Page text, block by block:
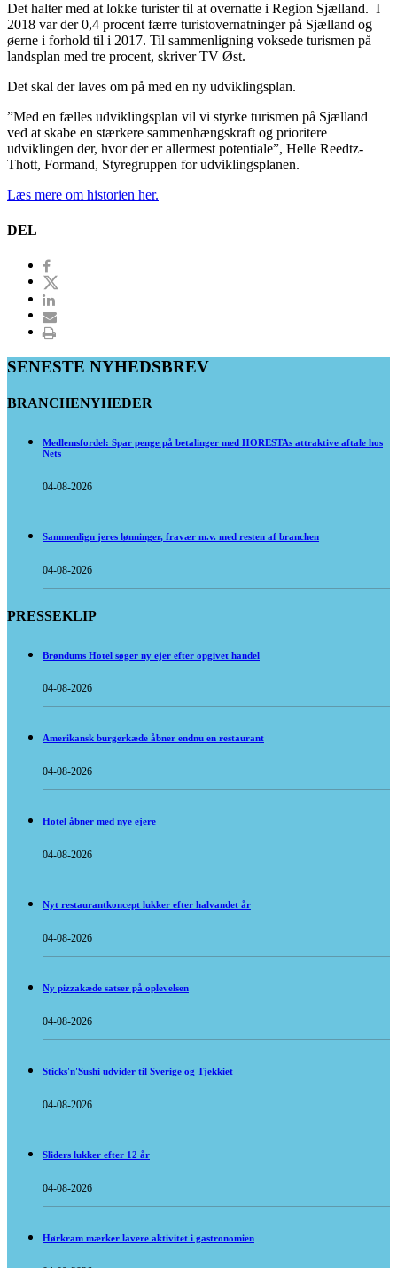
Det halter med at lokke turister til at overnatte i Region Sjælland. I
2018 var der 0,4 procent færre turistovernatninger på Sjælland og
øerne i forhold til i 2017. Til sammenligning voksede turismen på
landsplan med tre procent, skriver TV Øst.
Det skal der laves om på med en ny udviklingsplan.
”Med en fælles udviklingsplan vil vi styrke turismen på Sjælland
ved at skabe en stærkere sammenhængskraft og prioritere
udviklingen der, hvor der er allermest potentiale”, Helle Reedtz-
Thott, Formand, Styregruppen for udviklingsplanen.
Læs mere om historien her.
DEL
SENESTE NYHEDSBREV
BRANCHENYHEDER
Medlemsfordel: Spar penge på betalinger med HORESTAs attraktive aftale hos
Nets
04-08-2026
Sammenlign jeres lønninger, fravær m.v. med resten af branchen
04-08-2026
PRESSEKLIP
Brøndums Hotel søger ny ejer efter opgivet handel
04-08-2026
Amerikansk burgerkæde åbner endnu en restaurant
04-08-2026
Hotel åbner med nye ejere
04-08-2026
Nyt restaurantkoncept lukker efter halvandet år
04-08-2026
Ny pizzakæde satser på oplevelsen
04-08-2026
Sticks'n'Sushi udvider til Sverige og Tjekkiet
04-08-2026
Sliders lukker efter 12 år
04-08-2026
Hørkram mærker lavere aktivitet i gastronomien